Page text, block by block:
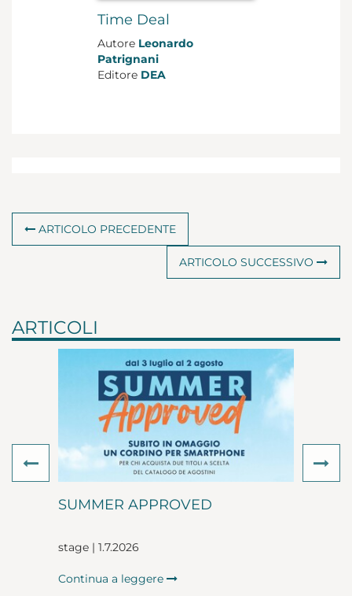
Time Deal
Autore Leonardo
Patrignani
Editore DEA
ARTICOLO PRECEDENTE
ARTICOLO SUCCESSIVO
ARTICOLI
SUMMER APPROVED
stage | 1.7.2026
Continua a leggere
Previous